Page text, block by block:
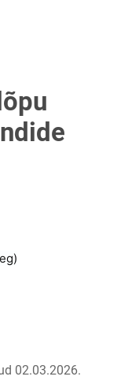
02.03.2026.